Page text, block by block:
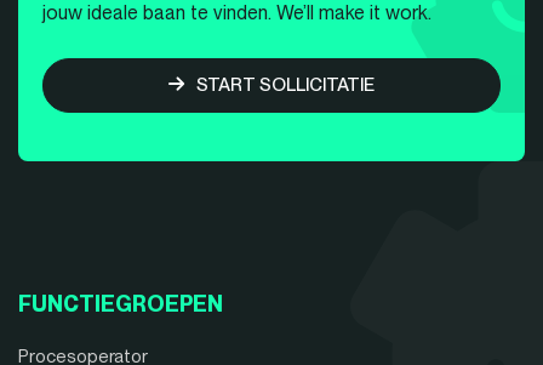
jouw ideale baan te vinden. We’ll make it work.
START SOLLICITATIE
FUNCTIEGROEPEN
Procesoperator